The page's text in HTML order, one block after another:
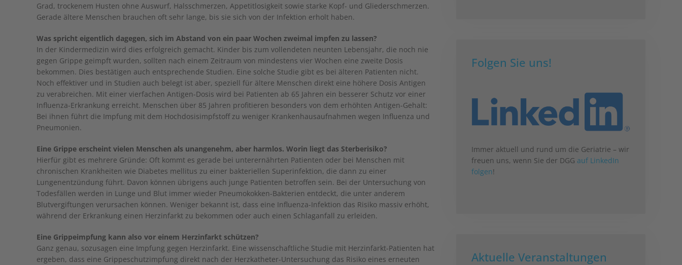
Grad, trockenem Husten ohne Auswurf, Halsschmerzen, Appetitlosigkeit sowie starke Kopf- und Gliederschmerzen.
Gerade ältere Menschen brauchen oft sehr lange, bis sie sich von der Infektion erholt haben.
Was spricht eigentlich dagegen, sich im Abstand von ein paar Wochen zweimal impfen zu lassen?
In der Kindermedizin wird dies erfolgreich gemacht. Kinder bis zum vollendeten neunten Lebensjahr, die noch nie
gegen Grippe geimpft wurden, sollten nach einem Zeitraum von mindestens vier Wochen eine zweite Dosis
bekommen. Dies bestätigen auch entsprechende Studien. Eine solche Studie gibt es bei älteren Patienten nicht.
Noch effektiver und in Studien auch belegt ist aber, speziell für ältere Menschen direkt eine höhere Dosis Antigen
zu verabreichen. Mit einer vierfachen Antigen-Dosis wird bei Patienten ab 65 Jahren ein besserer Schutz vor einer
Influenza-Erkrankung erreicht. Menschen über 85 Jahren profitieren besonders von dem erhöhten Antigen-Gehalt:
Bei ihnen führt die Impfung mit dem Hochdosisimpfstoff zu weniger Krankenhausaufnahmen wegen Influenza und
Pneumonien.
Eine Grippe erscheint vielen Menschen als unangenehm, aber harmlos. Worin liegt das Sterberisiko?
Hierfür gibt es mehrere Gründe: Oft kommt es gerade bei unterernährten Patienten oder bei Menschen mit
chronischen Krankheiten wie Diabetes mellitus zu einer bakteriellen Superinfektion, die dann zu einer
Lungenentzündung führt. Davon können übrigens auch junge Patienten betroffen sein. Bei der Untersuchung von
Todesfällen werden in Lunge und Blut immer wieder Pneumokokken-Bakterien entdeckt, die unter anderem
Blutvergiftungen verursachen können. Weniger bekannt ist, dass eine Influenza-Infektion das Risiko massiv erhöht,
während der Erkrankung einen Herzinfarkt zu bekommen oder auch einen Schlaganfall zu erleiden.
Eine Grippeimpfung kann also vor einem Herzinfarkt schützen?
Ganz genau, sozusagen eine Impfung gegen Herzinfarkt. Eine wissenschaftliche Studie mit Herzinfarkt-Patienten hat
ergeben, dass eine Grippeschutzimpfung direkt nach der Herzkatheter-Untersuchung das Risiko eines erneuten
Folgen Sie uns!
Immer aktuell und rund um die Geriatrie – wir
freuen uns, wenn Sie der DGG auf LinkedIn
folgen!
Aktuelle Veranstaltungen